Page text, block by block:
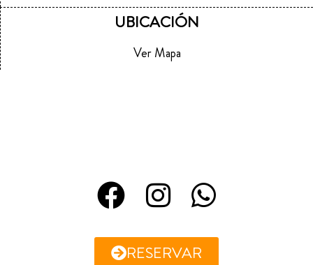
UBICACIÓN
Ver Mapa
RESERVAR